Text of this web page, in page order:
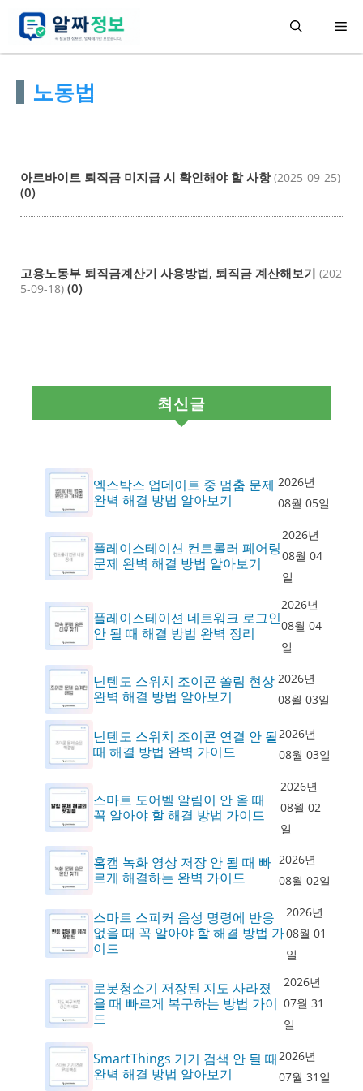
메
노동법
아르바이트 퇴직금 미지급 시 확인해야 할 사항 (2025-09-25)
(0)
고용노동부 퇴직금계산기 사용방법, 퇴직금 계산해보기 (202
5-09-18) (0)
최신글
엑스박스 업데이트 중 멈춤 문제
완벽 해결 방법 알아보기
2026년
08월 05일
플레이스테이션 컨트롤러 페어링
문제 완벽 해결 방법 알아보기
2026년
08월 04
일
플레이스테이션 네트워크 로그인
안 될 때 해결 방법 완벽 정리
2026년
08월 04
일
닌텐도 스위치 조이콘 쏠림 현상
완벽 해결 방법 알아보기
2026년
08월 03일
닌텐도 스위치 조이콘 연결 안 될
때 해결 방법 완벽 가이드
2026년
08월 03일
스마트 도어벨 알림이 안 올 때
꼭 알아야 할 해결 방법 가이드
2026년
08월 02
일
홈캠 녹화 영상 저장 안 될 때 빠
르게 해결하는 완벽 가이드
2026년
08월 02일
스마트 스피커 음성 명령에 반응
없을 때 꼭 알아야 할 해결 방법 가
이드
2026년
08월 01
일
로봇청소기 저장된 지도 사라졌
을 때 빠르게 복구하는 방법 가이
드
2026년
07월 31
일
SmartThings 기기 검색 안 될 때
완벽 해결 방법 알아보기
2026년
07월 31일